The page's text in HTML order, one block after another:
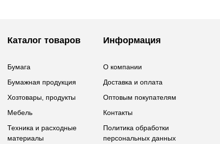
Каталог товаров
Бумага
Бумажная продукция
Хозтовары, продукты
Мебель
Техника и расходные
материалы
Информация
О компании
Доставка и оплата
Оптовым покупателям
Контакты
Политика обработки
персональных данных